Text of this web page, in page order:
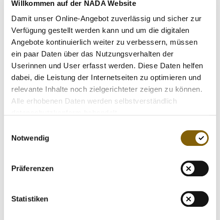
Willkommen auf der NADA Website
Damit unser Online-Angebot zuverlässig und sicher zur
Verfügung gestellt werden kann und um die digitalen
Angebote kontinuierlich weiter zu verbessern, müssen
ein paar Daten über das Nutzungsverhalten der
Userinnen und User erfasst werden. Diese Daten helfen
dabei, die Leistung der Internetseiten zu optimieren und
relevante Inhalte noch zielgerichteter zeigen zu können.
Alle erhobenen Daten werden selbstverständlich
Notwendig
Präferenzen
Statistiken
MEDIATHEK
NEWSLETTER
STELLENANGEBOTE
ÜBERSICHT DIGITALES ANGEBOT DER NADA
Das Foundation Board der WADA hat Prof. Dr. Christian
Strasburger, Leiter des Bereichs Klinische Endokrinologie
an der Klinik für Endokrinologie, Diabetes und
Ernährungsmedizin der Charité Berlin, auf Vorschlag der
NADA in das Health, Medical und Research Committee
(HMRC) der WADA berufen. Prof. Strasburger ist auch
Mitglied des Aufsichtsrats der NADA.
Das HMRC berät die WADA in allen medizinischen
(TUE), Laborakkreditierungen und Gendoping.
Dominic Müser, Leiter des Ressorts Prävention der NADA
ist zudem vom WADA Foundation Board in Colorado
worden. Die Kandidatur wurde neben den deutschen